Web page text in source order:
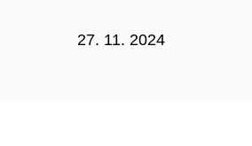
27. 11. 2024